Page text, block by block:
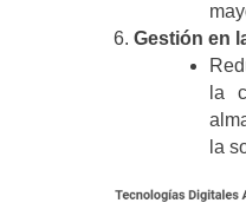
Gestión en
la
la